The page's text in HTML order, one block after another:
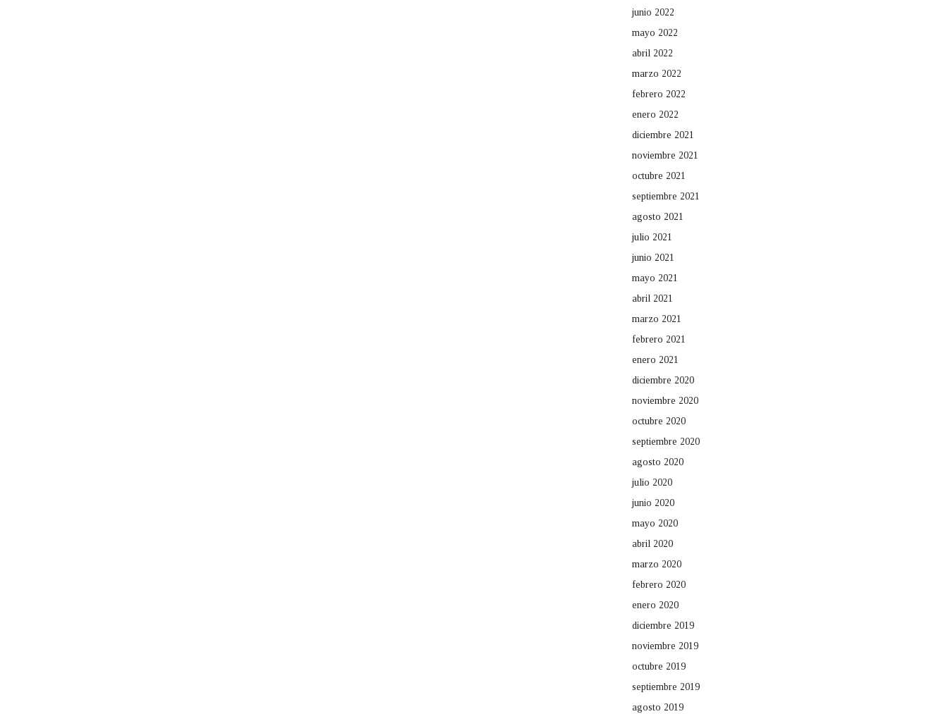
junio 2022
mayo 2022
abril 2022
marzo 2022
febrero 2022
enero 2022
diciembre 2021
noviembre 2021
octubre 2021
septiembre 2021
agosto 2021
julio 2021
junio 2021
mayo 2021
abril 2021
marzo 2021
febrero 2021
enero 2021
diciembre 2020
noviembre 2020
octubre 2020
septiembre 2020
agosto 2020
julio 2020
junio 2020
mayo 2020
abril 2020
marzo 2020
febrero 2020
enero 2020
diciembre 2019
noviembre 2019
octubre 2019
septiembre 2019
agosto 2019